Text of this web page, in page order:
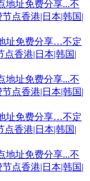
址免费分享…不定
香港|日本|韩国|
址免费分享…不定
香港|日本|韩国|